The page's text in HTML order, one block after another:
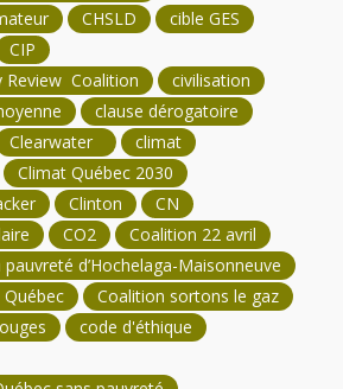
CHSLD
cible GES
CIP
Review Coalition
civilisation
clause dérogatoire
Clearwater
climat
Climat Québec 2030
Clinton
CN
CO2
Coalition 22 avril
d’Hochelaga-Maisonneuve
Coalition sortons le gaz
code d'éthique